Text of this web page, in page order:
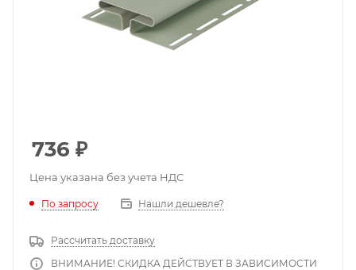
736 ₽
Цена указана без учета НДС
По запросу Нашли дешевле?
Рассчитать доставку
ВНИМАНИЕ! СКИДКА ДЕЙСТВУЕТ В ЗАВИСИМОСТИ